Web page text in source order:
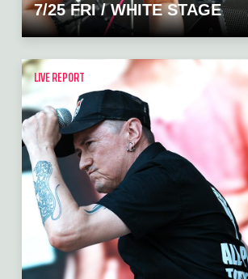
7/25 FRI / WHITE STAGE
LIVE REPORT